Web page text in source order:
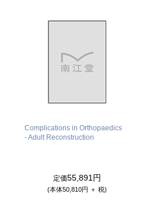
Complications in Orthopaedics
- Adult Reconstruction
定価55,891円
(本体50,810円 ＋ 税)